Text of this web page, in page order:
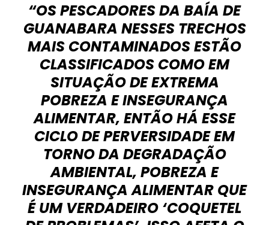
“OS PESCADORES DA BAÍA DE
GUANABARA NESSES TRECHOS
MAIS CONTAMINADOS ESTÃO
CLASSIFICADOS COMO EM
SITUAÇÃO DE EXTREMA
POBREZA E INSEGURANÇA
ALIMENTAR, ENTÃO HÁ ESSE
CICLO DE PERVERSIDADE EM
TORNO DA DEGRADAÇÃO
AMBIENTAL, POBREZA E
INSEGURANÇA ALIMENTAR QUE
É UM VERDADEIRO ‘COQUETEL